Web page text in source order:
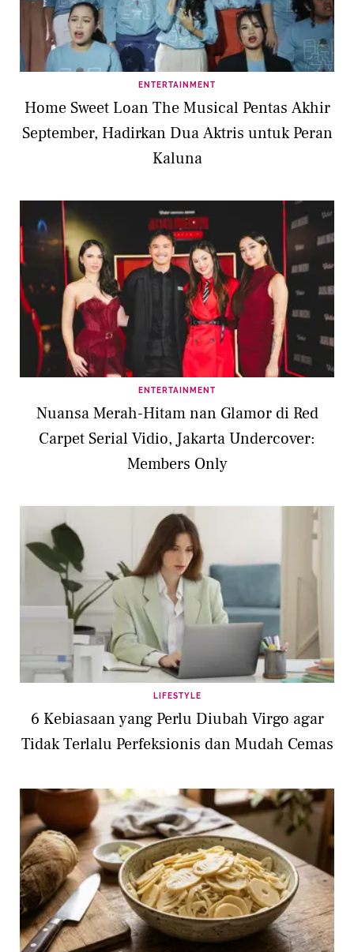
ENTERTAINMENT
Home Sweet Loan The Musical Pentas Akhir
September, Hadirkan Dua Aktris untuk Peran
Kaluna
ENTERTAINMENT
Nuansa Merah-Hitam nan Glamor di Red
Carpet Serial Vidio, Jakarta Undercover:
Members Only
LIFESTYLE
6 Kebiasaan yang Perlu Diubah Virgo agar
Tidak Terlalu Perfeksionis dan Mudah Cemas